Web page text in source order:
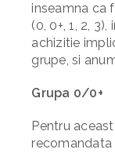
inseamna ca
(0, 0+, 1, 2,
achizitie
grupe, si
Grupa 0/0+
Pentru
recomandata